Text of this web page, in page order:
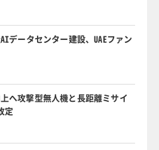
データセンター建設、UAEファン
へ攻撃型無人機と長距離ミサイ
定